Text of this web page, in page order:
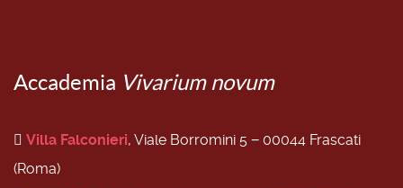
Accademia Vivarium novum
Villa Falconieri, Viale Borromini 5 − 00044 Frascati
(Roma)